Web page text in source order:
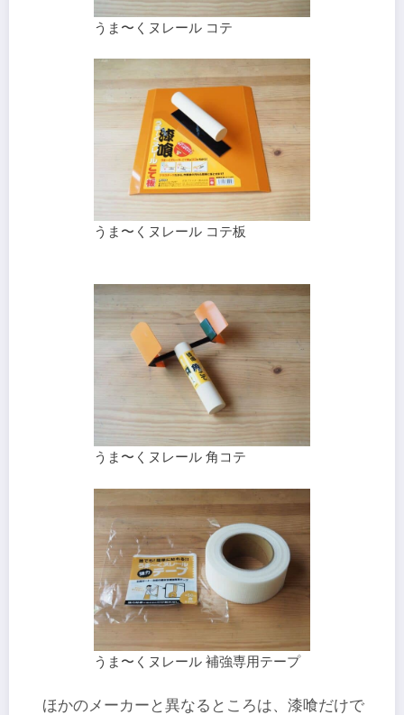
うま〜くヌレール コテ
うま〜くヌレール コテ板
うま〜くヌレール 角コテ
うま〜くヌレール 補強専用テープ
ほかのメーカーと異なるところは、漆喰だけで